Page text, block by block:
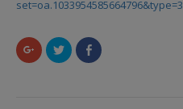
set=oa.1033954585664796&type=3
Sdílet
na
Google+
Sdílet
na
Twitteru
Click
to